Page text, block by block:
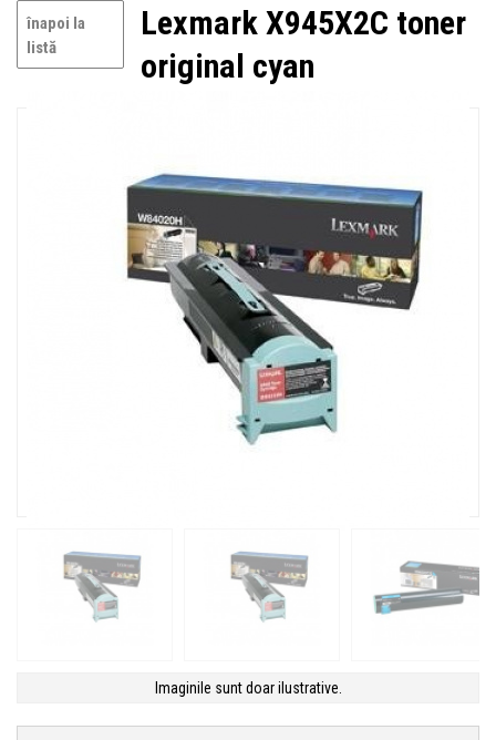
înapoi la
listă
Lexmark X945X2C toner
original cyan
Imaginile sunt doar ilustrative.